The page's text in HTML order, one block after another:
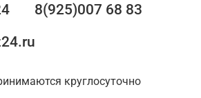
8(925)007 68 83
круглосуточно